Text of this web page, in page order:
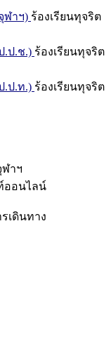
ฬาฯ) ร้องเรียนทุจริต
.ป.ช.) ร้องเรียนทุจริต
.ป.ท.) ร้องเรียนทุจริต
าฯ
ออนไลน์
เดินทาง